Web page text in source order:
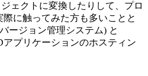
ェクトに変換したりして、プロ
に触ってみた方も多いことと
ージョン管理システム) と
アプリケーションのホスティン